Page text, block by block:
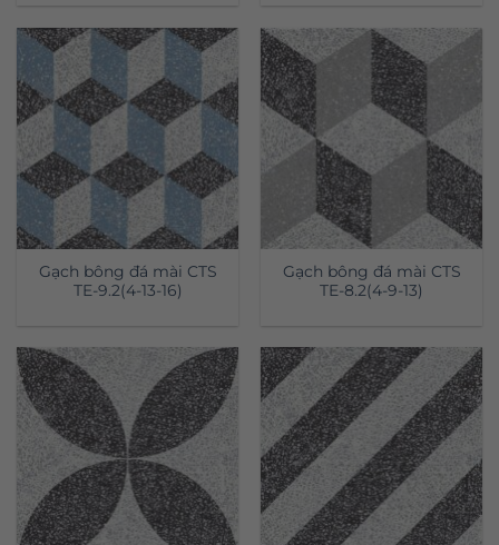
Gạch bông đá mài CTS
TE-9.2(4-13-16)
Gạch bông đá mài CTS
TE-8.2(4-9-13)